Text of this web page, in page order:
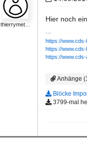
thierrymet…
Hier noch
https://
https://
https://
Anhänge
Blöcke
3799-mal